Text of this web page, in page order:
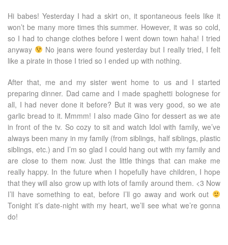
Hi babes! Yesterday I had a skirt on, it spontaneous feels like it
won’t be many more times this summer. However, it was so cold,
so I had to change clothes before I went down town haha! I tried
anyway
No jeans were found yesterday but I really tried, I felt
like a pirate in those I tried so I ended up with nothing.
After that, me and my sister went home to us and I started
preparing dinner. Dad came and I made spaghetti bolognese for
all, I had never done it before? But it was very good, so we ate
garlic bread to it. Mmmm! I also made Gino for dessert as we ate
in front of the tv. So cozy to sit and watch Idol with family, we’ve
always been many in my family (from siblings, half siblings, plastic
siblings, etc.) and I’m so glad I could hang out with my family and
are close to them now. Just the little things that can make me
really happy. In the future when I hopefully have children, I hope
that they will also grow up with lots of family around them. <3 Now
I’ll have something to eat, before I’ll go away and work out
Tonight it’s date-night with my heart, we’ll see what we’re gonna
do!